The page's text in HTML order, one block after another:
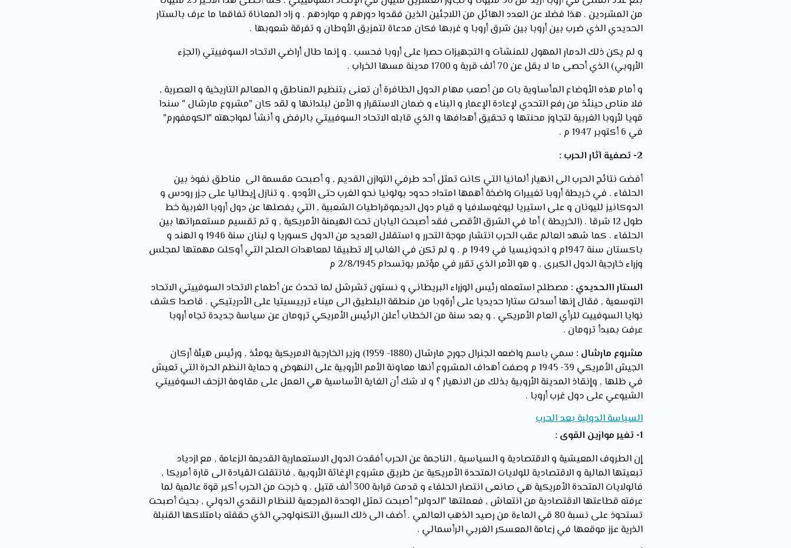
من المشردين . هذا فضلا عن العدد الهائل من اللاجئين الذين فقدوا دورهم و مواردهم . و زاد المعاناة تفاقما ما عرف بالستار
الحديدي الذي ضرب بين أروبا بين شرق أروبا و غربها فكان مدعاة لتمزيق الأوطان و تفرقة شعوبها .
و لم يكن ذلك الدمار المهول للمنشآت و التجهيزات حصرا على أروبا فحسب . و إنما طال أراضي الاتحاد السوفييتي (الجزء
الأروبي) الذي أحصى ما لا يقل عن 70 ألف قرية و 1700 مدينة مسها الخراب .
و أمام هذه الأوضاع المأساوية بات من أصعب مهام الدول الظافرة أن تعنى بتنظيم المناطق و المعالم التاريخية و العصرية ,
فلا مناص حينئذ من رفع التحدي لإعادة الإعمار و البناء و ضمان الاستقرار و الأمن لبلدانها و لقد كان "مشروع مارشال " سندا
قويا لأروبا الغربية لتجاوز محنتها و تحقيق أهدافها و الذي قابله الاتحاد السوفييتي بالرفض و أنشأ لمواجهته "الكومفورم"
في 6 أكتوبر 1947 م .
2- تصفية آثار الحرب :
أفضت نتائج الحرب الى انهيار ألمانيا التي كانت تمثل أحد طرفي التوازن القديم , و أصبحت مقسمة الى مناطق نفوذ بين
الحلفاء . في خريطة أروبا تغييرات واضخة أهمها امتداد حدود بولونيا نحو الغرب حتى الأودو , و تنازل إيطاليا على جزر رودس و
الدوكانيز لليونان و على استيريا ليوغوسلافيا و قيام دول الديموقراطيات الشعبية , التي يفصلها عن دول أروبا الغربية خط
طول 12 شرقا . (الخريطة ) أما في الشرق الأقصى فقد أصبحت اليابان تحت الهيمنة الأمريكية , و تم تقسيم مستعمراتها بين
الحلفاء . كما شهد العالم عقب الحرب انتشار موجة التحرر و استقلال العديد من الدول كسوريا و لبنان سنة 1946 و الهند و
باكستان سنة 1947م و اندونيسيا في 1949 م . و لم تكن في الغالب إلا تطبيقا لمعاهدات الصلح التي أوكلت مهمتها لمجلس
وزراء خارجية الدول الكبرى , و هو الأمر الذي تقرر في مؤتمر بوتسدام 2/8/1945 م
الستار االحديدي : مصطلح استعمله رئيس الوزراء البريطاني و نستون تشرشل لما تحدث عن أطماع الاتحاد السوفييتي الاتحاد
التوسعية , فقال إنها أسدلت ستارا حديديا على أرةوبا من منطقة البلطيق الى ميناء ترييسيتيا على الأدريتيكي . قاصدا كشف
نوايا السوفييت للرأي العام الأمريكي . و بعد سنة من الخطاب أعلن الرئيس الأمريكي ترومان عن سياسة جديدة تجاه أروبا
عرفت بمبدأ ترومان .
مشروع مارشال :
سمي باسم واضعه الجنرال جورج مارشال (1880- 1959) وزير الخارجية الامريكية يومئذ , ورئيس هيئة أركان
الجيش الأمريكي 39- 1945 م وصفت أهداف المشروع أنها معاونة الأمم الأروبية على النهوض و حماية النظم الحرة التي تعيش
في ظلها , وإنقاذ المدينة الأروبية بذلك من الانهيار ؟ و لا شك أن الغاية الأساسية هي العمل على مقاومة الزحف السوفييتي
الشيوعي على دول غرب أروبا .
السياسة الدولية بعد الحرب
1- تغير موازين القوى :
إن الطروف المعيشية و الاقتصادية و السياسية , الناجمة عن الحرب أفقدت الدول الاستعمارية القديمة الزعامة , مع ازدياد
تبعيتها المالية و الاقتصادية للولايات المتحدة الأمريكية عن طريق مشروع الإغاثة الأروبية , فانتقلت القيادة الى قارة أمريكا ,
فالولايات المتحدة الأمريكية هي صانعى انتصار الحلفاء و قدمت قرابة 300 ألف قتيل . و خرجت من الحرب أكبر قوة عالمية لما
عرفته قطاعتها الاقتصادية من انتعاش , فعملتها "الدولار" أصبحت تمثل الوحدة المرجعية للنظام النقدي الدولي , بحيث أصبحت
تستحوذ على نسبة 80 قي الماءة من رصيد الذهب العالمي . أضف الى ذلك السبق التكنولوجي الذي حققته بامتلاكها القنبلة
الذرية عزز موقعها في زعامة المعسكر الغربي الرأسمالي .